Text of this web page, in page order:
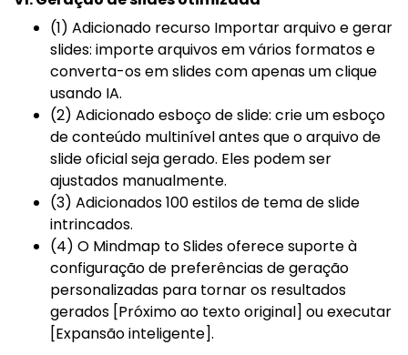
(1) Adicionado recurso Importar arquivo e gerar
slides: importe arquivos em vários formatos e
converta-os em slides com apenas um clique
usando IA.
(2) Adicionado esboço de slide: crie um esboço
de conteúdo multinível antes que o arquivo de
slide oficial seja gerado. Eles podem ser
ajustados manualmente.
(3) Adicionados 100 estilos de tema de slide
intrincados.
(4) O Mindmap to Slides oferece suporte à
configuração de preferências de geração
personalizadas para tornar os resultados
gerados [Próximo ao texto original] ou executar
[Expansão inteligente].